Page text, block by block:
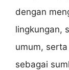
dengan
lingkungan,
umum,
sebagai